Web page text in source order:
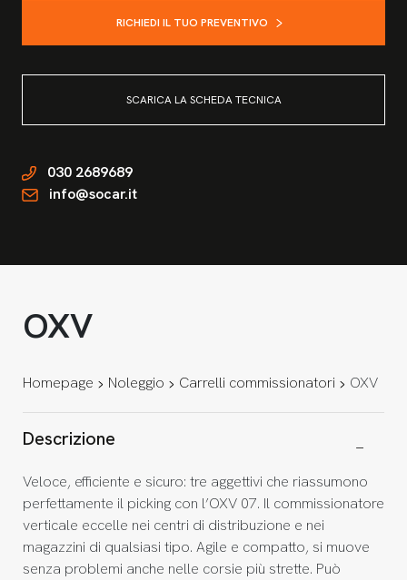
RICHIEDI IL TUO PREVENTIVO
SCARICA LA SCHEDA TECNICA
030 2689689
info@socar.it
OXV
Homepage Noleggio Carrelli commissionatori OXV
Descrizione
Veloce, efficiente e sicuro: tre aggettivi che riassumono
perfettamente il picking con l’OXV 07. Il commissionatore
verticale eccelle nei centri di distribuzione e nei
magazzini di qualsiasi tipo. Agile e compatto, si muove
senza problemi anche nelle corsie più strette. Può